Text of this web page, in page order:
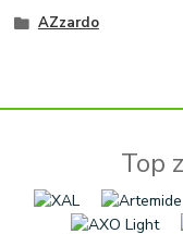
AZzardo
Top